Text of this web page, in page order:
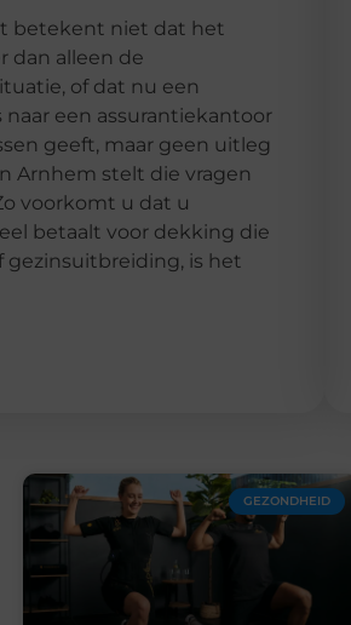
betekent niet dat het
dan alleen de
of dat nu een
een assurantiekantoor
geeft, maar geen uitleg
Arnhem stelt die vragen
voorkomt u dat u
betaalt voor dekking die
gezinsuitbreiding, is het
GEZONDHEID